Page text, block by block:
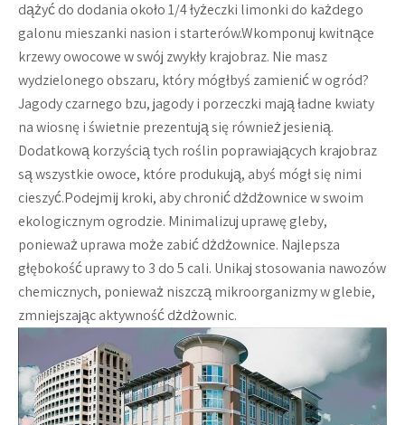
dążyć do dodania około 1/4 łyżeczki limonki do każdego
galonu mieszanki nasion i starterów.Wkomponuj kwitnące
krzewy owocowe w swój zwykły krajobraz. Nie masz
wydzielonego obszaru, który mógłbyś zamienić w ogród?
Jagody czarnego bzu, jagody i porzeczki mają ładne kwiaty
na wiosnę i świetnie prezentują się również jesienią.
Dodatkową korzyścią tych roślin poprawiających krajobraz
są wszystkie owoce, które produkują, abyś mógł się nimi
cieszyć.Podejmij kroki, aby chronić dżdżownice w swoim
ekologicznym ogrodzie. Minimalizuj uprawę gleby,
ponieważ uprawa może zabić dżdżownice. Najlepsza
głębokość uprawy to 3 do 5 cali. Unikaj stosowania nawozów
chemicznych, ponieważ niszczą mikroorganizmy w glebie,
zmniejszając aktywność dżdżownic.